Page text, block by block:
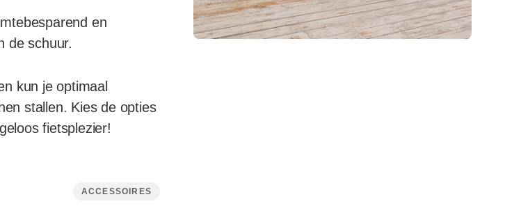
en
de schuur.
kun je optimaal
stallen. Kies de opties
fietsplezier!
ACCESSOIRES